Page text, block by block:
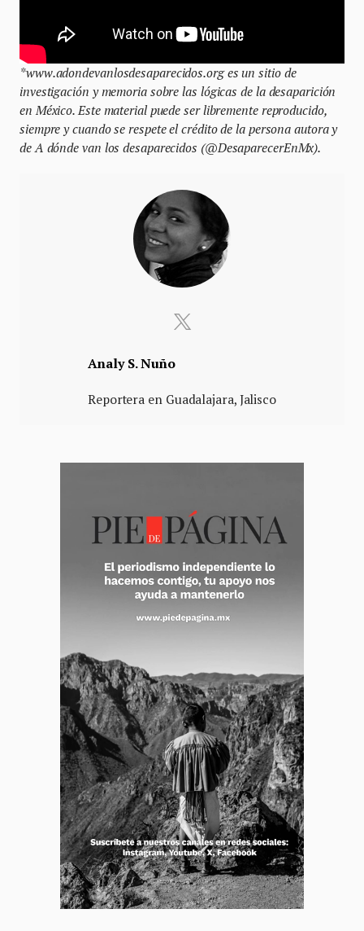
*www.adondevanlosdesaparecidos.org es un sitio de
investigación y memoria sobre las lógicas de la desaparición
en México. Este material puede ser libremente reproducido,
siempre y cuando se respete el crédito de la persona autora y
de A dónde van los desaparecidos (@DesaparecerEnMx).
Analy S. Nuño
Reportera en Guadalajara, Jalisco